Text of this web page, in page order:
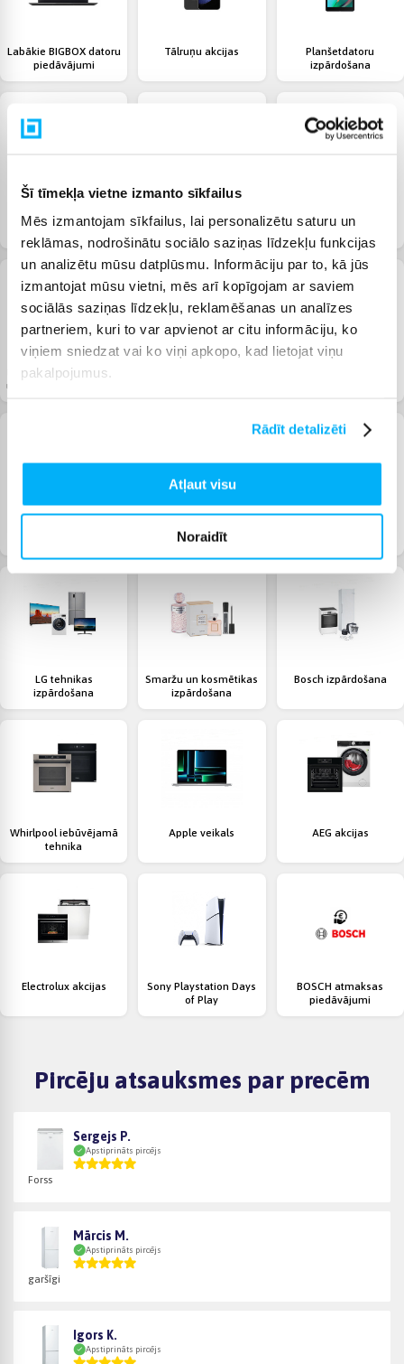
Šī tīmekļa vietne izmanto sīkfailus
Mēs izmantojam sīkfailus, lai personalizētu saturu un
reklāmas, nodrošinātu sociālo saziņas līdzekļu funkcijas
un analizētu mūsu datplūsmu. Informāciju par to, kā jūs
izmantojat mūsu vietni, mēs arī kopīgojam ar saviem
sociālās saziņas līdzekļu, reklamēšanas un analīzes
partneriem, kuri to var apvienot ar citu informāciju, ko
viņiem sniedzat vai ko viņi apkopo, kad lietojat viņu
pakalpojumus.
Rādīt detalizēti
Atļaut visu
Noraidīt
Labākie BIGBOX datoru
piedāvājumi
Tālruņu akcijas
Planšetdatoru
izpārdošana
Mēbeļu izpārdošana
nelieliem ārējiem
bojājumiem
piederumu
Labākās BEKO atlaides
un bezmaksas piegāde
aproču izpārdošana
LG tehnikas
izpārdošana
Smaržu un kosmētikas
izpārdošana
Bosch izpārdošana
Whirlpool iebūvējamā
tehnika
Apple veikals AEG akcijas
Electrolux akcijas
Sony Playstation Days
of Play
BOSCH atmaksas
piedāvājumi
Pircēju atsauksmes par precēm
Sergejs P.
Apstiprināts pircējs
Forss
Mārcis M.
Apstiprināts pircējs
garšīgi
Igors K.
Apstiprināts pircējs